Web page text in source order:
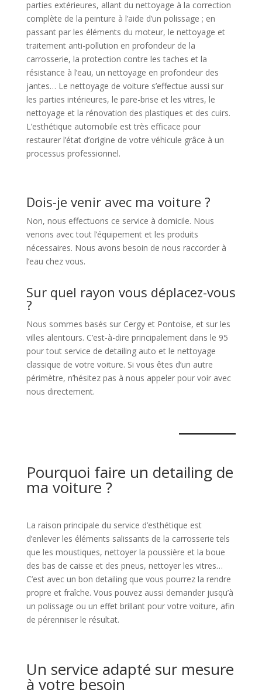
parties extérieures, allant du nettoyage à la correction
complète de la peinture à l’aide d’un polissage ; en
passant par les éléments du moteur, le nettoyage et
traitement anti-pollution en profondeur de la
carrosserie, la protection contre les taches et la
résistance à l’eau, un nettoyage en profondeur des
jantes… Le nettoyage de voiture s’effectue aussi sur
les parties intérieures, le pare-brise et les vitres, le
nettoyage et la rénovation des plastiques et des cuirs.
L’esthétique automobile est très efficace pour
restaurer l’état d’origine de votre véhicule grâce à un
processus professionnel.
Dois-je venir avec ma voiture ?
Non, nous effectuons ce service à domicile. Nous
venons avec tout l’équipement et les produits
nécessaires. Nous avons besoin de nous raccorder à
l’eau chez vous.
Sur quel rayon vous déplacez-vous
?
Nous sommes basés sur Cergy et Pontoise, et sur les
villes alentours. C’est-à-dire principalement dans le 95
pour tout service de detailing auto et le nettoyage
classique de votre voiture. Si vous êtes d’un autre
périmètre, n’hésitez pas à nous appeler pour voir avec
nous directement.
Pourquoi faire un detailing de
ma voiture ?
La raison principale du service d’esthétique est
d’enlever les éléments salissants de la carrosserie tels
que les moustiques, nettoyer la poussière et la boue
des bas de caisse et des pneus, nettoyer les vitres…
C’est avec un bon detailing que vous pourrez la rendre
propre et fraîche. Vous pouvez aussi demander jusqu’à
un polissage ou un effet brillant pour votre voiture, afin
de pérenniser le résultat.
Un service adapté sur mesure
à votre besoin